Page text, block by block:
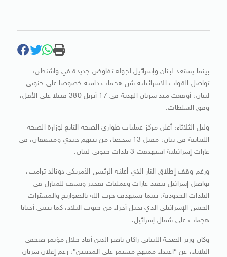
بينما يستعد لبنان وإسرائيل لجولة تفاوض جديدة في واشنطن،
تواصل القوات الاسرائيلية شن هجمات دامية خصوصا على جنوبي
لبنان، أوقعت منذ سريان الهدنة في 17 أبريل 380 قتيلا على الأقل،
وفق السلطات.
وليل الثلاثاء، أعلن مركز عمليات طوارئ الصحة التابع لوزارة الصحة
اللبنانية في بيان، مقتل 13 شخصا، من بينهم جندي ومسعفان، في
غارات إسرائيلية استهدفت 3 بلدات جنوبي لبنان.
ورغم وقف إطلاق النار الذي أعلنه الرئيس الأمريكي دونالد ترامب،
تواصل إسرائيل تنفيذ غارات وعمليات تفجير ونسف للمنازل في
البلدات الحدودية، بينما يستهدف حزب الله بالصواريخ والمسيّرات
الجيش الإسرائيلي الذي يحتل أجزاء من جنوب البلاد، كما يتبنى أحيانا
هجمات على شمال إسرائيل.
وكان وزير الصحة اللبناني راكان ناصر الدين أفاد خلال مؤتمر صحفي
الثلاثاء، عن “اعتداء ممنهج مستمر على المدنيين”، رغم إعلان سريان